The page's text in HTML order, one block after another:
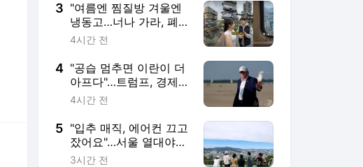
3 "여름엔 찜질방 겨울엔
냉동고…너나 가라, 폐버
스 주택" 조롱밈 폭발
4시간 전
4 "공습 멈추면 이란이 더
아프다"…트럼프, 경제압
박 선회 시사
4시간 전
5 "입추 매직, 에어컨 끄고
잤어요"…서울 열대야
17일 만에 끝
3시간 전